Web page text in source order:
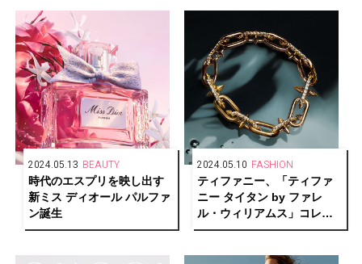
2024.05.13 BEAUTY
時代のエスプリを映し出す
新ミス ディオール パルファ
ン誕生
2024.05.10 FASHION
ティファニー、「ティファ
ニー タイタン by ファレ
ル・ウィリアムス」コレク
ションを発表